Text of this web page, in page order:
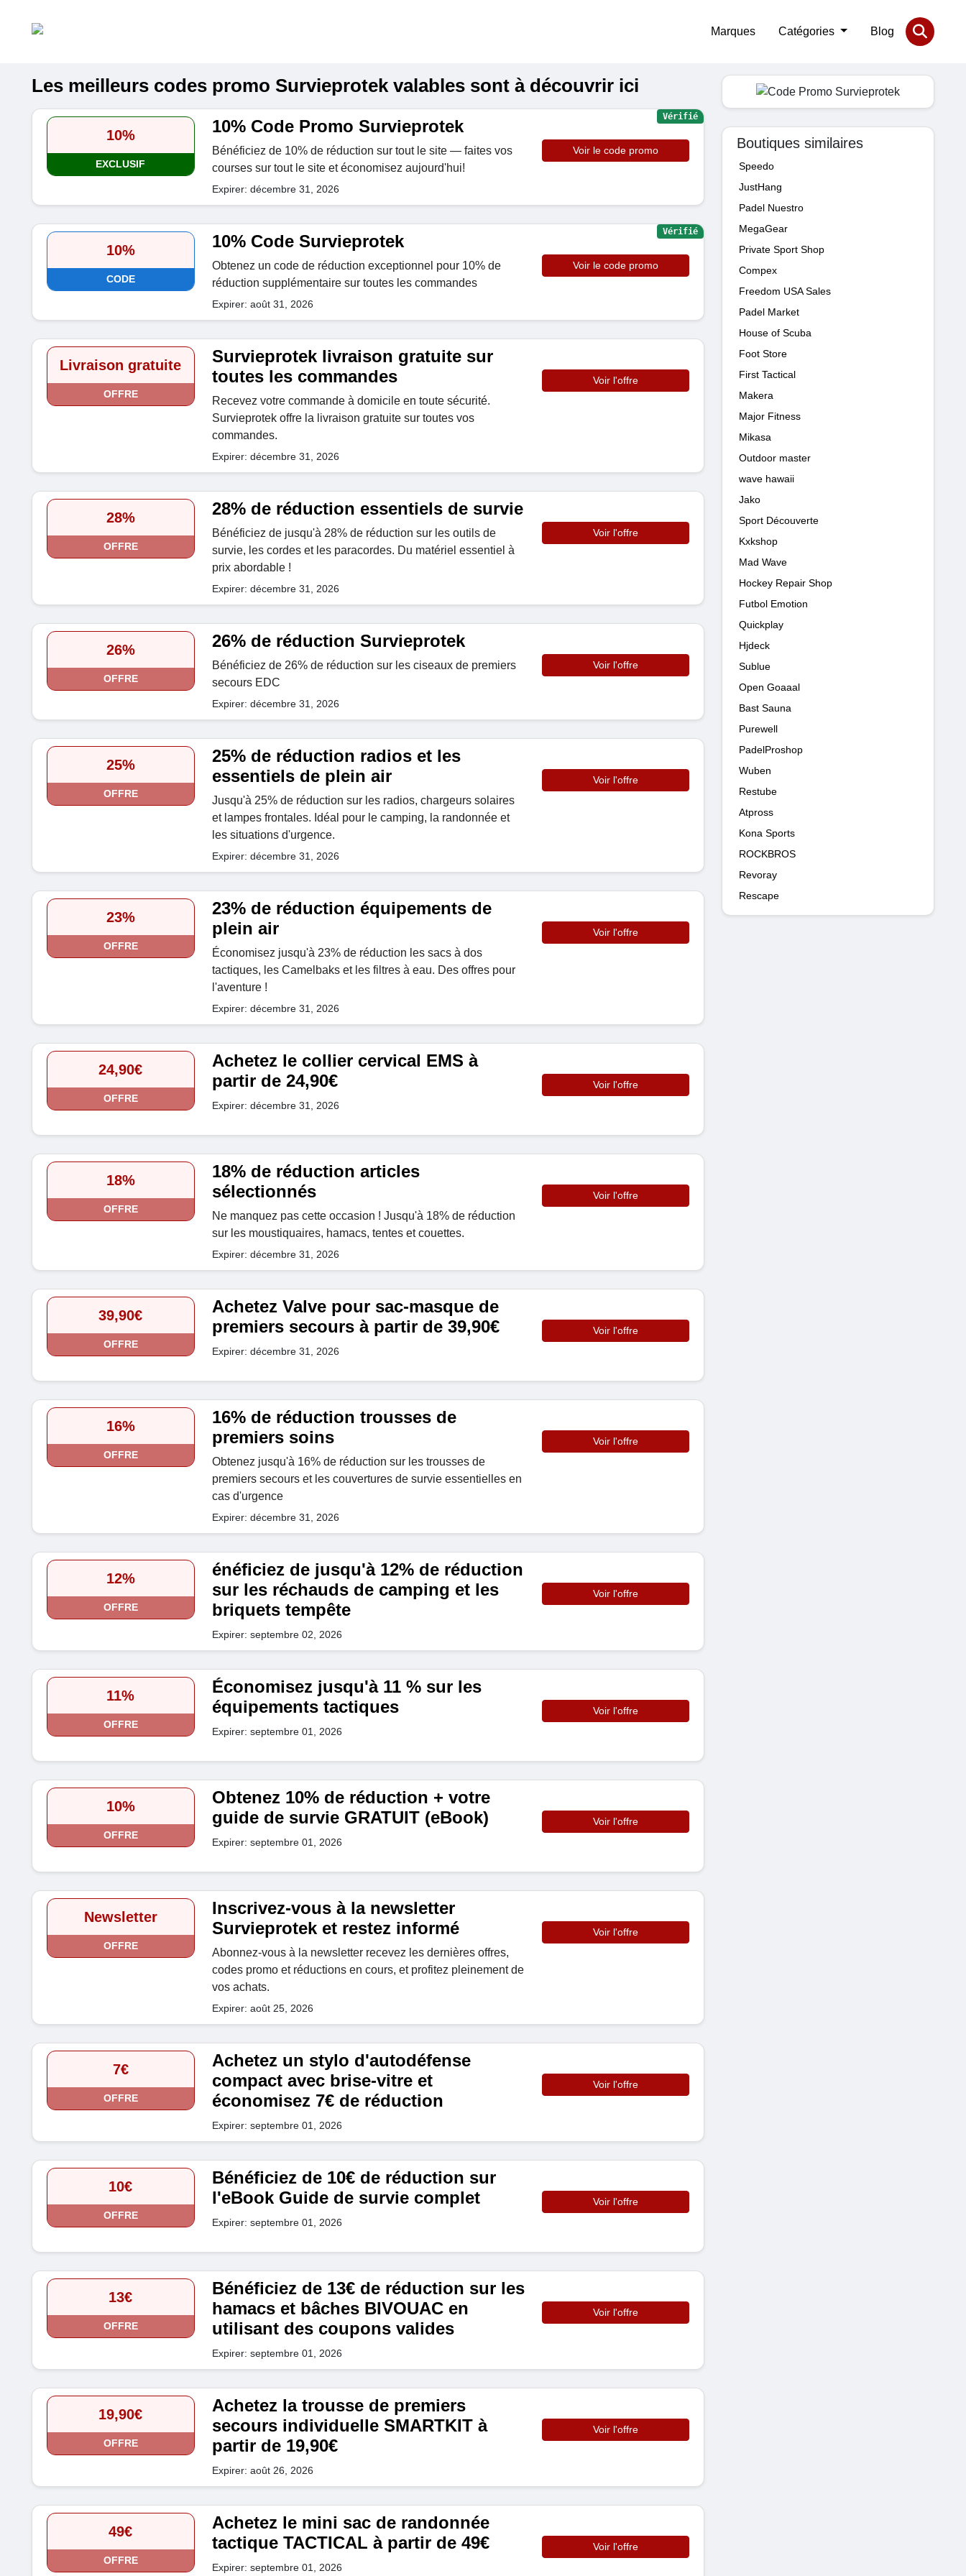
Marques Catégories Blog
Les meilleurs codes promo Survieprotek valables sont à découvrir ici
10%
EXCLUSIF
10% Code Promo Survieprotek
Bénéficiez de 10% de réduction sur tout le site — faites vos
courses sur tout le site et économisez aujourd'hui!
Expirer: décembre 31, 2026
Voir le code promo
Vérifié
10%
CODE
10% Code Survieprotek
Obtenez un code de réduction exceptionnel pour 10% de
réduction supplémentaire sur toutes les commandes
Expirer: août 31, 2026
Voir le code promo
Vérifié
Livraison gratuite
OFFRE
Survieprotek livraison gratuite sur
toutes les commandes
Recevez votre commande à domicile en toute sécurité.
Survieprotek offre la livraison gratuite sur toutes vos
commandes.
Expirer: décembre 31, 2026
Voir l'offre
28%
OFFRE
28% de réduction essentiels de survie
Bénéficiez de jusqu'à 28% de réduction sur les outils de
survie, les cordes et les paracordes. Du matériel essentiel à
prix abordable !
Expirer: décembre 31, 2026
Voir l'offre
26%
OFFRE
26% de réduction Survieprotek
Bénéficiez de 26% de réduction sur les ciseaux de premiers
secours EDC
Expirer: décembre 31, 2026
Voir l'offre
25%
OFFRE
25% de réduction radios et les
essentiels de plein air
Jusqu'à 25% de réduction sur les radios, chargeurs solaires
et lampes frontales. Idéal pour le camping, la randonnée et
les situations d'urgence.
Expirer: décembre 31, 2026
Voir l'offre
23%
OFFRE
23% de réduction équipements de
plein air
Économisez jusqu'à 23% de réduction les sacs à dos
tactiques, les Camelbaks et les filtres à eau. Des offres pour
l'aventure !
Expirer: décembre 31, 2026
Voir l'offre
24,90€
OFFRE
Achetez le collier cervical EMS à
partir de 24,90€
Expirer: décembre 31, 2026
Voir l'offre
18%
OFFRE
18% de réduction articles
sélectionnés
Ne manquez pas cette occasion ! Jusqu'à 18% de réduction
sur les moustiquaires, hamacs, tentes et couettes.
Expirer: décembre 31, 2026
Voir l'offre
39,90€
OFFRE
Achetez Valve pour sac-masque de
premiers secours à partir de 39,90€
Expirer: décembre 31, 2026
Voir l'offre
16%
OFFRE
16% de réduction trousses de
premiers soins
Obtenez jusqu'à 16% de réduction sur les trousses de
premiers secours et les couvertures de survie essentielles en
cas d'urgence
Expirer: décembre 31, 2026
Voir l'offre
12%
OFFRE
énéficiez de jusqu'à 12% de réduction
sur les réchauds de camping et les
briquets tempête
Expirer: septembre 02, 2026
Voir l'offre
11%
OFFRE
Économisez jusqu'à 11 % sur les
équipements tactiques
Expirer: septembre 01, 2026
Voir l'offre
10%
OFFRE
Obtenez 10% de réduction + votre
guide de survie GRATUIT (eBook)
Expirer: septembre 01, 2026
Voir l'offre
Newsletter
OFFRE
Inscrivez-vous à la newsletter
Survieprotek et restez informé
Abonnez-vous à la newsletter recevez les dernières offres,
codes promo et réductions en cours, et profitez pleinement de
vos achats.
Expirer: août 25, 2026
Voir l'offre
7€
OFFRE
Achetez un stylo d'autodéfense
compact avec brise-vitre et
économisez 7€ de réduction
Expirer: septembre 01, 2026
Voir l'offre
10€
OFFRE
Bénéficiez de 10€ de réduction sur
l'eBook Guide de survie complet
Expirer: septembre 01, 2026
Voir l'offre
13€
OFFRE
Bénéficiez de 13€ de réduction sur les
hamacs et bâches BIVOUAC en
utilisant des coupons valides
Expirer: septembre 01, 2026
Voir l'offre
19,90€
OFFRE
Achetez la trousse de premiers
secours individuelle SMARTKIT à
partir de 19,90€
Expirer: août 26, 2026
Voir l'offre
49€
OFFRE
Achetez le mini sac de randonnée
tactique TACTICAL à partir de 49€
Expirer: septembre 01, 2026
Voir l'offre
Boutiques similaires
Speedo
JustHang
Padel Nuestro
MegaGear
Private Sport Shop
Compex
Freedom USA Sales
Padel Market
House of Scuba
Foot Store
First Tactical
Makera
Major Fitness
Mikasa
Outdoor master
wave hawaii
Jako
Sport Découverte
Kxkshop
Mad Wave
Hockey Repair Shop
Futbol Emotion
Quickplay
Hjdeck
Sublue
Open Goaaal
Bast Sauna
Purewell
PadelProshop
Wuben
Restube
Atpross
Kona Sports
ROCKBROS
Revoray
Rescape